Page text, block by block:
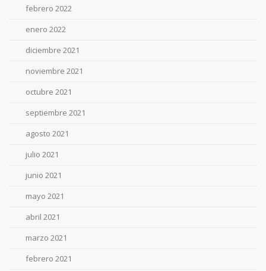
febrero 2022
enero 2022
diciembre 2021
noviembre 2021
octubre 2021
septiembre 2021
agosto 2021
julio 2021
junio 2021
mayo 2021
abril 2021
marzo 2021
febrero 2021